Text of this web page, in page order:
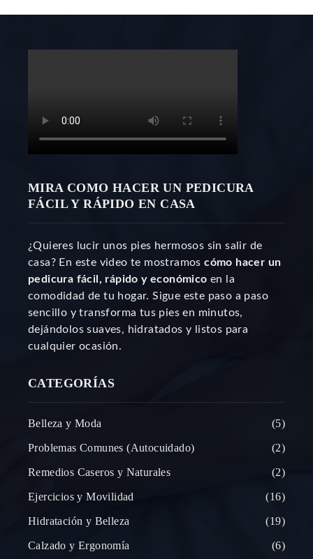
MIRA COMO HACER UN PEDICURA
FÁCIL Y RÁPIDO EN CASA
¿Quieres lucir unos pies hermosos sin salir de
casa? En este video te mostramoscómo hacer un
pedicura fácil, rápido y económico en la
comodidad de tu hogar. Sigue este paso a paso
sencillo y transforma tus pies en minutos,
dejándolos suaves, hidratados y listos para
cualquier ocasión.
CATEGORÍAS
Belleza y Moda 5
Problemas Comunes (Autocuidado) 2
Remedios Caseros y Naturales 2
Ejercicios y Movilidad 16
Hidratación y Belleza 19
Calzado y Ergonomía 6